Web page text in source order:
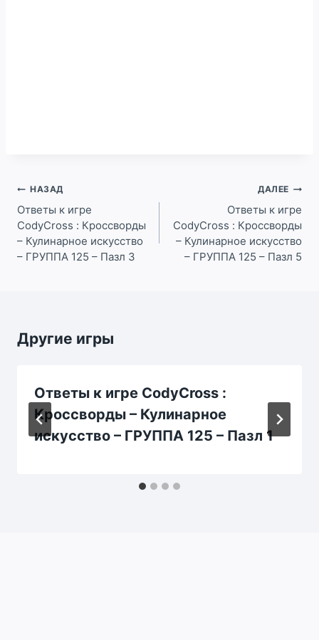
Навигация
по
записям
НАЗАД
Ответы к игре
CodyCross : Кроссворды
– Кулинарное искусство
– ГРУППА 125 – Пазл 3
ДАЛЕЕ
Ответы к игре
CodyCross : Кроссворды
– Кулинарное искусство
– ГРУППА 125 – Пазл 5
Другие игры
Ответы к игре CodyCross :
Кроссворды – Кулинарное
искусство – ГРУППА 125 – Пазл 1